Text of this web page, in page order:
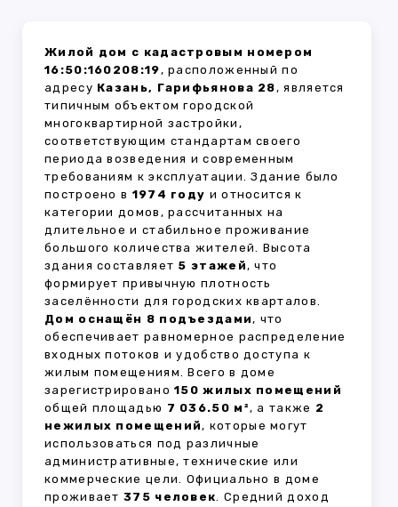
Жилой дом с кадастровым номером
16:50:160208:19, расположенный по
адресу Казань, Гарифьянова 28, является
типичным объектом городской
многоквартирной застройки,
соответствующим стандартам своего
периода возведения и современным
требованиям к эксплуатации. Здание было
построено в 1974 году и относится к
категории домов, рассчитанных на
длительное и стабильное проживание
большого количества жителей. Высота
здания составляет 5 этажей, что
формирует привычную плотность
заселённости для городских кварталов.
Дом оснащён 8 подъездами, что
обеспечивает равномерное распределение
входных потоков и удобство доступа к
жилым помещениям. Всего в доме
зарегистрировано150 жилых помещений
общей площадью 7 036.50 м², а также 2
нежилых помещений, которые могут
использоваться под различные
административные, технические или
коммерческие цели. Официально в доме
проживает 375 человек. Средний доход